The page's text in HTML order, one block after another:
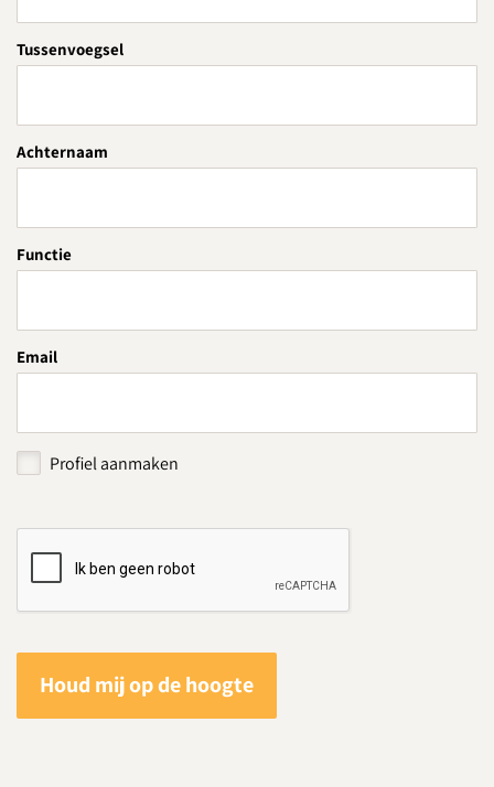
Tussenvoegsel
Achternaam
Functie
Email
Profiel aanmaken
Houd mij op de hoogte